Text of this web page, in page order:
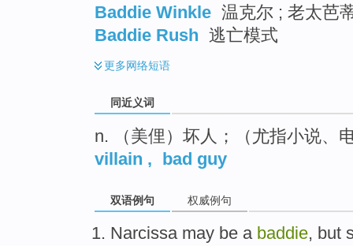
Baddie Winkle 温克尔 ; 老太芭
Baddie Rush 逃亡模式
更多网络短语
同近义词
n. （美俚）坏人；（尤指小说、
villain , bad guy
双语例句 权威例句
Narcissa may be a baddie, but